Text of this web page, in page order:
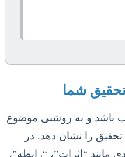
شما
باشد و به روشنی موضوع
را نشان دهد. در
مانند “اثرات”، “رابطه”،